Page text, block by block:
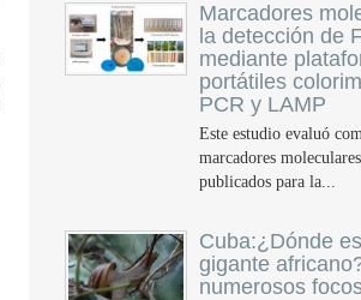
Marcadores
la detección de
mediante
portátiles
PCR y LAMP
Este estudio evaluó
marcadores
publicados para la...
Cuba:¿Dónde
gigante
numerosos